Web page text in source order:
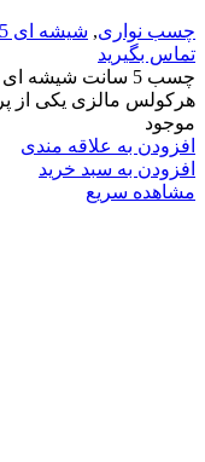
چسب نواری, شیشه ای 5 سانت هرکولس
تماس بگیرید
هرکولس مالزی یکی از
موجود
افزودن به علاقه مندی
افزودن به سبد خرید
مشاهده سریع